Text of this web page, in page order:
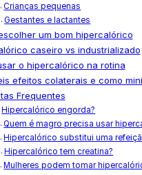
Crianças pequenas
Gestantes e lactantes
um bom hipercalórico
caseiro vs industrializado
o hipercalórico na rotina
efeitos colaterais e como
Frequentes
Hipercalórico engorda?
Quem é magro precisa usar
Hipercalórico substitui uma
Hipercalórico tem creatina?
Mulheres podem tomar